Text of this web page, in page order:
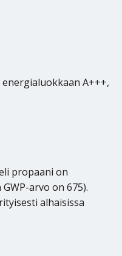
A+++,
propaani on
arvo on 675).
alhaisissa